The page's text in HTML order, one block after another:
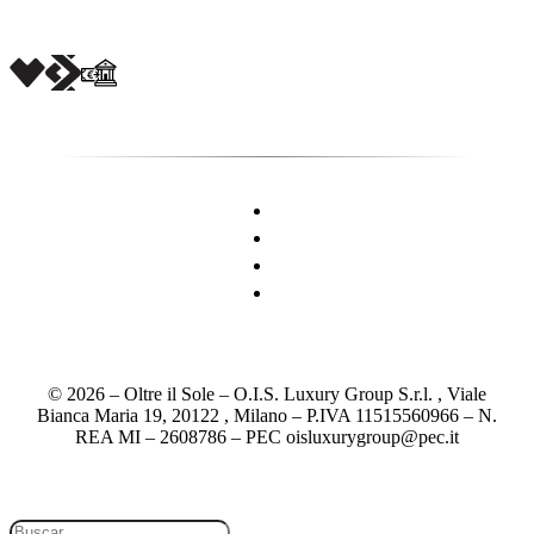
© 2026 – Oltre il Sole – O.I.S. Luxury Group S.r.l. , Viale
Bianca Maria 19, 20122 , Milano – P.IVA 11515560966 – N.
REA MI – 2608786 – PEC oisluxurygroup@pec.it